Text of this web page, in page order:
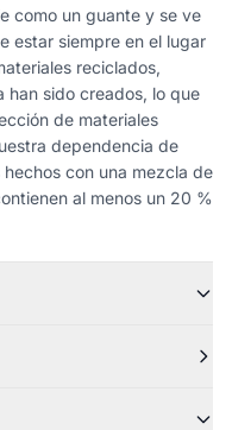
como un guante y se ve
estar siempre en el lugar
reciclados,
han sido creados, lo que
de materiales
dependencia de
con una mezcla de
al menos un 20 %